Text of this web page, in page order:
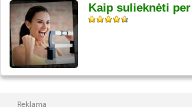
Kaip sulieknėti
Reklama